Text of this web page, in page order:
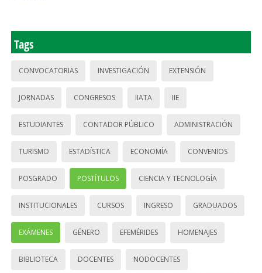
Tags
CONVOCATORIAS INVESTIGACIÓN EXTENSIÓN
JORNADAS CONGRESOS IIATA IIE
ESTUDIANTES CONTADOR PÚBLICO ADMINISTRACIÓN
TURISMO ESTADÍSTICA ECONOMÍA CONVENIOS
POSGRADO POSTÍTULOS CIENCIA Y TECNOLOGÍA
INSTITUCIONALES CURSOS INGRESO GRADUADOS
EXÁMENES GÉNERO EFEMÉRIDES HOMENAJES
BIBLIOTECA DOCENTES NODOCENTES